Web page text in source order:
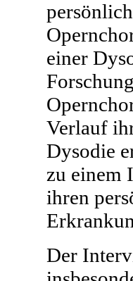
einer
Verlauf
Dysodie
zu einem
ihren
Der